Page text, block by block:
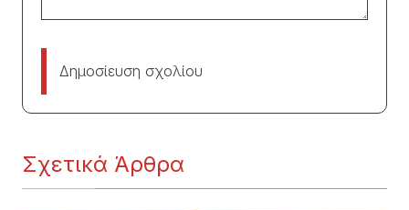
Δημοσίευση σχολίου
Σχετικά Άρθρα